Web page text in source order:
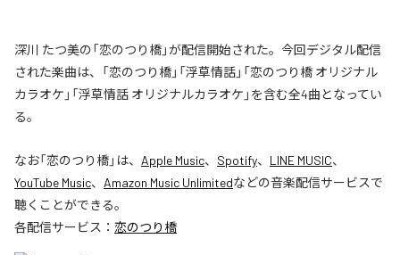
深川 たつ美の「恋のつり橋」が配信開始された。今回デジタル配信
された楽曲は、「恋のつり橋」「浮草情話」「恋のつり橋 オリジナル
カラオケ」「浮草情話 オリジナルカラオケ」を含む全4曲となってい
る。
なお「恋のつり橋」は、 Apple Music、 Spotify、 LINE MUSIC、
YouTube Music、 Amazon Music Unlimitedなどの音楽配信サービスで
聴くことができる。
各配信サービス： 恋のつり橋